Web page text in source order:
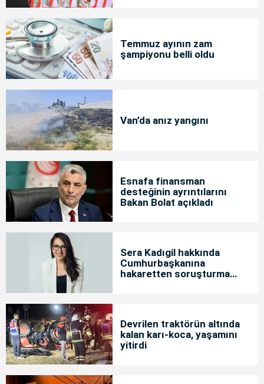
Temmuz ayının zam
şampiyonu belli oldu
Van’da anız yangını
Esnafa finansman
desteğinin ayrıntılarını
Bakan Bolat açıkladı
Sera Kadıgil hakkında
Cumhurbaşkanına
hakaretten soruşturma
Devrilen traktörün altında
kalan karı-koca, yaşamını
yitirdi